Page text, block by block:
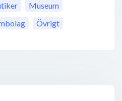
Museum
Övrigt